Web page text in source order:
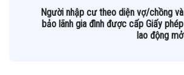
Người nhập cư theo diện vợ/chồng và
bảo lãnh gia đình được cấp Giấy phép
lao động mở